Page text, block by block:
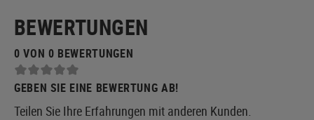
BEWERTUNGEN
0 VON 0 BEWERTUNGEN
GEBEN SIE EINE BEWERTUNG AB!
Teilen Sie Ihre Erfahrungen mit anderen Kunden.